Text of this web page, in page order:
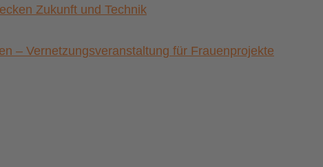
Zukunft und Technik
– Vernetzungsveranstaltung für Frauenprojekte